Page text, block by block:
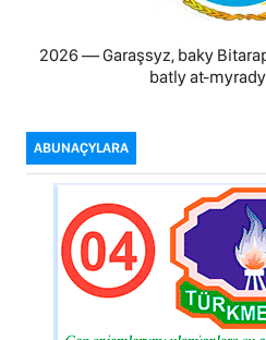
2026 — Garaşsyz, baky
batly at-
ABUNAÇYLARA